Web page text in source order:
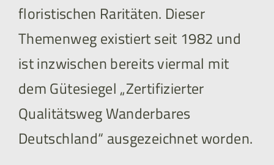
floristischen Raritäten. Dieser
Themenweg existiert seit 1982 und
ist inzwischen bereits viermal mit
dem Gütesiegel „Zertifizierter
Qualitätsweg Wanderbares
Deutschland“ ausgezeichnet worden.